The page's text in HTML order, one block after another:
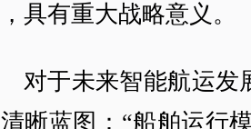
具有重大战略意义。
对于未来智能航运发
晰蓝图：“船舶运行